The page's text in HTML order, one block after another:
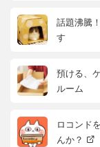
話題沸騰
す
預ける、
ルーム
ロコンド
んか？